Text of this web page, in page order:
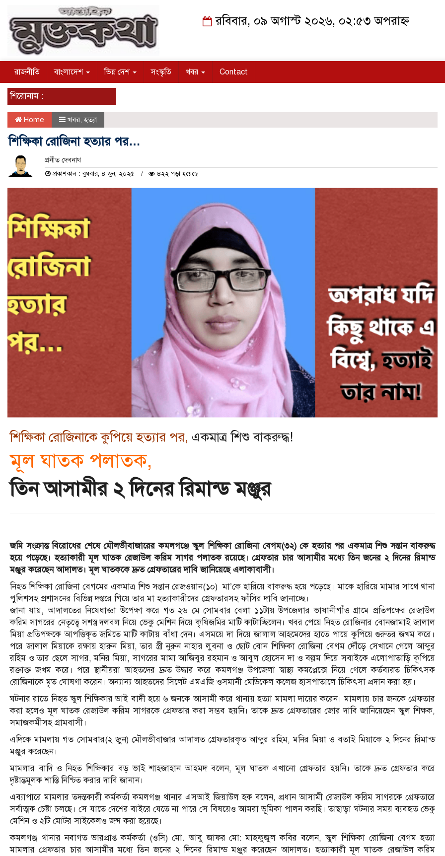
রবিবার, ০৯ অগাস্ট ২০২৬, ০২:৫৩ অপরাহ্ন
রাজনীতি বাংলাদেশ ভিন্ন দেশ সংস্কৃতি খবর Contact
শিরোনাম :
Home খবর,হত্যা
শিক্ষিকা রোজিনা হত্যার পর…
প্রনীত দেবনাথ
প্রকাশকাল : বুধবার, ৪ জুন, ২০২৫ ৪২২ পড়া হয়েছে
শিক্ষিকা রোজিনাকে কুপিয়ে হত্যার পর, একমাত্র শিশু বাকরুদ্ধ!
মূল ঘাতক পলাতক,
তিন আসামীর ২ দিনের রিমান্ড মঞ্জুর
জমি সংক্রান্ত বিরোধের শেষে মৌলভীবাজারের কমলগঞ্জে স্কুল শিক্ষিকা রোজিনা বেগম(৩২) কে হত্যার পর একমাত্র শিশু সন্তান বাকরুদ্ধ
হয়ে পড়েছে। হত্যাকারী মূল ঘাতক রেজাউল করিম সাগর পলাতক রয়েছে। গ্রেফতার চার আসামীর মধ্যে তিন জনের ২ দিনের রিমান্ড
মঞ্জুর করেছেন আদালত। মূল ঘাতককে দ্রুত গ্রেফতারের দাবি জানিয়েছে এলাকাবাসী।
নিহত শিক্ষিকা রোজিনা বেগমের একমাত্র শিশু সন্তান রেজওয়ান(১০) মা’কে হারিয়ে বাকরুদ্ধ হয়ে পড়েছে। মাকে হারিয়ে মামার সাথে থানা
পুলিশসহ প্রশাসনের বিভিন্ন দপ্তরে গিয়ে তার মা হত্যাকারীদের গ্রেফতারসহ ফাঁসির দাবি জানাচ্ছে।
জানা যায়, আদালতের নিষেধাজ্ঞা উপেক্ষা করে গত ২৬ মে সোমবার বেলা ১১টায় উপজেলার ভাষানীগাঁও গ্রামে প্রতিপক্ষের রেজাউল
করিম সাগরের নেতৃত্বে সশস্ত্র দলবল নিয়ে ভেকু মেশিন দিয়ে কৃষিজমির মাটি কাটাচ্ছিলেন। খবর পেয়ে নিহত রোজিনার বোনজামাই জালাল
মিয়া প্রতিপক্ষকে আপত্তিকৃত জমিতে মাটি কাটায় বাঁধা দেন। এসময়ে দা দিয়ে জালাল আহমেদের হাতে পায়ে কূপিয়ে গুরুতর জখম করে।
পরে জালাল মিয়াকে রক্ষায় হারুন মিয়া, তার স্ত্রী নুরুন নাহার লুবনা ও ছোট বোন শিক্ষিকা রোজিনা বেগম দৌঁড়ে সেখানে গেলে আব্দুর
রহিম ও তার ছেলে সাগর, মনির মিয়া, সাগরের মামা আজিবুর রহমান ও আবুল হোসেন দা ও বল্লম দিয়ে সবাইকে এলোপাতাড়ি কূপিয়ে
রক্তাক্ত জখম করে। পরে স্থানীয়রা আহতদের দ্রুত উদ্ধার করে কমলগঞ্জ উপজেলা স্বাস্থ্য কমপ্লেক্সে নিয়ে গেলে কর্তব্যরত চিকিৎসক
রোজিনাকে মৃত ঘোষণা করেন। অন্যান্য আহতদের সিলেট এমএজি ওসমানী মেডিকেল কলেজ হাসপাতালে চিকিৎসা প্রদান করা হয়।
ঘটনার রাতে নিহত স্কুল শিক্ষিকার ভাই বাদী হয়ে ৬ জনকে আসামী করে থানায় হত্যা মামলা দায়ের করেন। মামলায় চার জনকে গ্রেফতার
করা হলেও মূল ঘাতক রেজাউল করিম সাগরকে গ্রেফতার করা সম্ভব হয়নি। তাকে দ্রুত গ্রেফতারের জোর দাবি জানিয়েছেন স্কুল শিক্ষক,
সমাজকর্মীসহ গ্রামবাসী।
এদিকে মামলায় গত সোমবার(২ জুন) মৌলভীবাজার আদালত গ্রেফতারকৃত আব্দুর রহিম, মনির মিয়া ও বতাই মিয়াকে ২ দিনের রিমান্ড
মঞ্জুর করেছেন।
মামলার বাদি ও নিহত শিক্ষিকার বড় ভাই শাহজাহান আহমদ বলেন, মূল ঘাতক এখানো গ্রেফতার হয়নি। তাকে দ্রুত গ্রেফতার করে
দৃষ্টান্তমূলক শাস্তি নিশ্চিত করার দাবি জানান।
এব্যাপারে মামলার তদন্তকারী কর্মকর্তা কমলগঞ্জ থানার এসআই জিয়াউল হক বলেন, প্রধান আসামী রেজাউল করিম সাগরকে গ্রেফতারে
সর্বাত্মক চেষ্টা চলছে। সে যাতে দেশের বাইরে যেতে না পারে সে বিষয়েও আমরা ভূমিকা পালন করছি। তাছাড়া ঘটনার সময় ব্যবহৃত ভেকু
মেশিন ও ২টি মোটর সাইকেলও জব্দ করা হয়েছে।
কমলগঞ্জ থানার নবাগত ভারপ্রাপ্ত কর্মকর্তা (ওসি) মো. আবু জাফর মো: মাহফুজুল কবির বলেন, স্কুল শিক্ষিকা রোজিনা বেগম হত্যা
মামলার গ্রেফতার চার আসামীর মধ্যে তিন জনের ২ দিনের রিমান্ড মঞ্জুর করেছেন আদালত। হত্যাকারী মূল ঘাতক রেজাউল করিম